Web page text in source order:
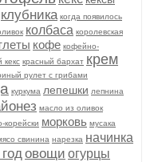
клубника когда появилось
колбаса королевская
кофе кофейно-
кекс красный бархат крем
рулет с грибами
куркума лепешки лепнина
масло из оливок
корейски морковь мусака
свинина нарезка начинка
овощи огурцы